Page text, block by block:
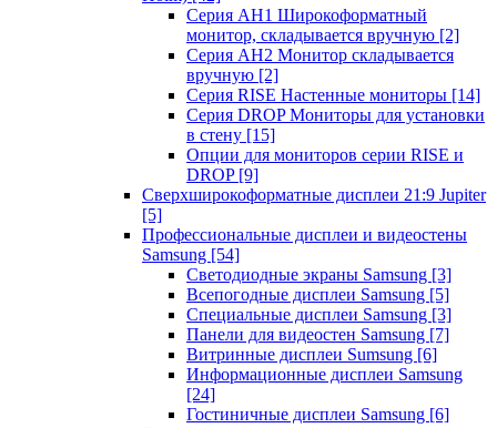
Серия AH1 Широкоформатный
монитор, складывается вручную [2]
Серия AH2 Монитор складывается
вручную [2]
Серия RISE Настенные мониторы [14]
Серия DROP Мониторы для установки
в стену [15]
Опции для мониторов серии RISE и
DROP [9]
Сверхширокоформатные дисплеи 21:9 Jupiter
[5]
Профессиональные дисплеи и видеостены
Samsung [54]
Светодиодные экраны Samsung [3]
Всепогодные дисплеи Samsung [5]
Специальные дисплеи Samsung [3]
Панели для видеостен Samsung [7]
Витринные дисплеи Sumsung [6]
Информационные дисплеи Samsung
[24]
Гостиничные дисплеи Samsung [6]